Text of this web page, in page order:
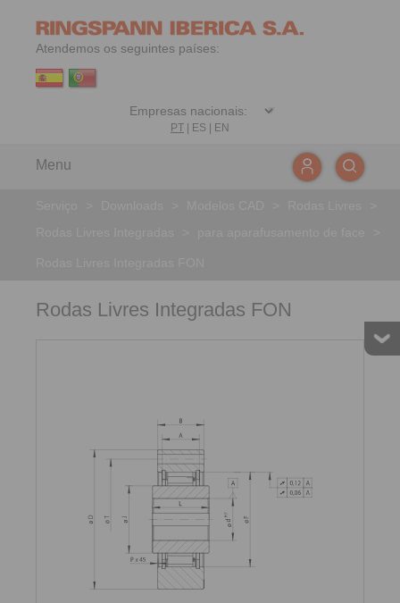
Atendemos os seguintes países:
PT| ES EN
Menu
Rodas Livres Integradas FON